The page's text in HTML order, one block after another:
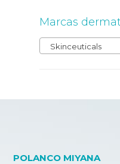
Marcas
Skinceuticals
POLANCO MIYANA